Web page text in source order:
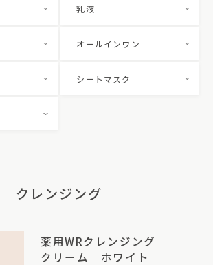
乳液
オールインワン
シートマスク
クレンジング
薬用WRクレンジング
クリーム ホワイト